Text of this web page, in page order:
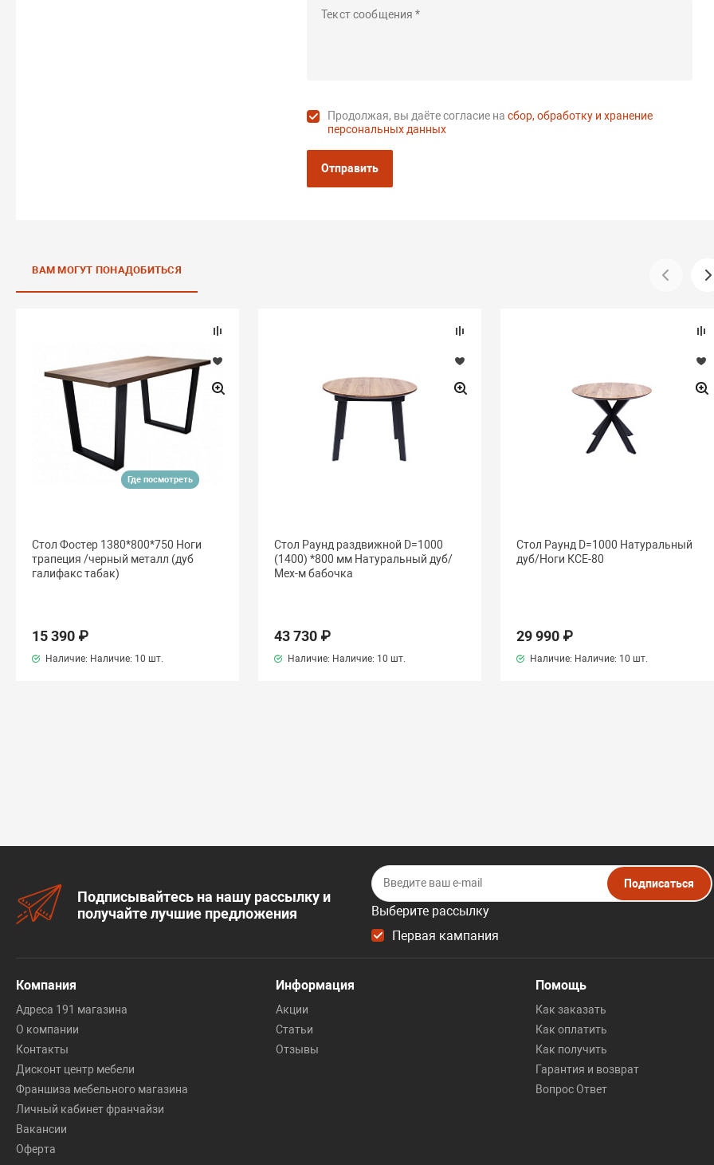
Продолжая, вы даёте согласие насбор, обработку и хранение
персональных данных
Отправить
ВАМ МОГУТ ПОНАДОБИТЬСЯ
Где посмотреть
Стол Фостер 1380*800*750 Ноги
трапеция /черный металл (дуб
галифакс табак)
15 390 ₽
Наличие: Наличие: 10 шт.
Стол Раунд раздвижной D=1000
(1400) *800 мм Натуральный дуб/
Мех-м бабочка
43 730 ₽
Наличие: Наличие: 10 шт.
Стол Раунд D=1000 Натуральный
дуб/Ноги КСЕ-80
29 990 ₽
Наличие: Наличие: 10 шт.
Подписывайтесь на нашу рассылку и
получайте лучшие предложения
Выберите рассылку
Первая кампания
Подписаться
Компания
Адреса 191 магазина
О компании
Контакты
Дисконт центр мебели
Франшиза мебельного магазина
Личный кабинет франчайзи
Вакансии
Оферта
Информация
Акции
Статьи
Отзывы
Помощь
Как заказать
Как оплатить
Как получить
Гарантия и возврат
Вопрос Ответ